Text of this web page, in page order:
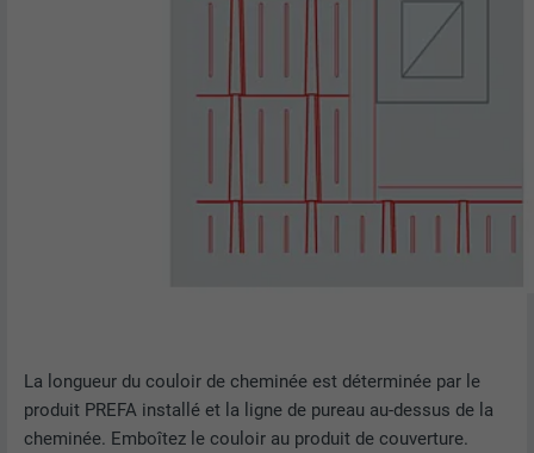
La longueur du couloir de cheminée est déterminée par le
produit PREFA installé et la ligne de pureau au-dessus de la
cheminée. Emboîtez le couloir au produit de couverture.